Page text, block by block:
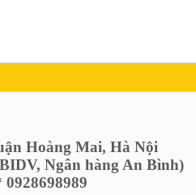
Hoàng Mai, Hà Nội
Ngân hàng An Bình)